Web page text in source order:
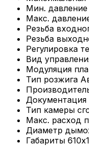
Мин.
Макс.
Резьба
Резьба
Регулировка
Вид
Модуляция
Тип розжига
Документация
Тип камеры
Макс. расход
Диаметр
Габариты